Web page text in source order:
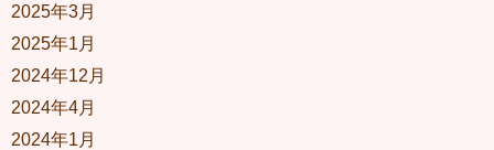
2025年3月
2025年1月
2024年12月
2024年4月
2024年1月